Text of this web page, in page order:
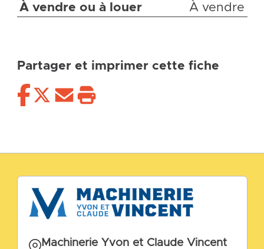
À vendre ou à louer
À vendre
Partager et imprimer cette fiche
Machinerie Yvon et Claude Vincent